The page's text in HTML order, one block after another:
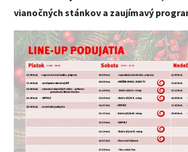
vianočných stánkov a zaujímavý